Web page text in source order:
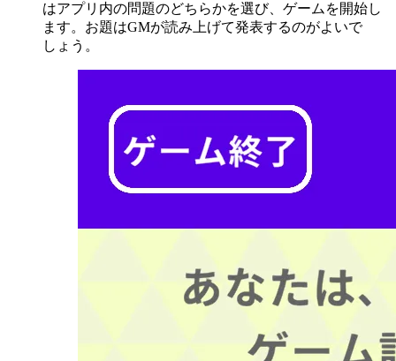
はアプリ内の問題のどちらかを選び、ゲームを開始し
ます。お題はGMが読み上げて発表するのがよいで
しょう。